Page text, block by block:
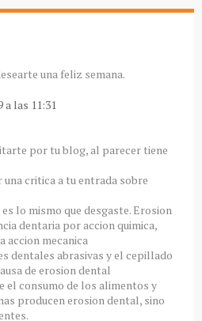
una feliz semana.
a las 11:31
por tu blog, al parecer tiene
una critica a tu entrada sobre
lo mismo que desgaste. Erosion
dentaria por accion quimica,
accion mecanica
dentales abrasivas y el cepillado
de erosion dental
el consumo de los alimentos y
producen erosion dental, sino